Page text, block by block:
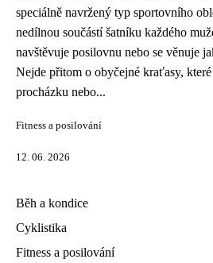
speciálně navržený typ sportovního
nedílnou součástí šatníku každého
navštěvuje posilovnu nebo se věnuje
Nejde přitom o obyčejné kraťasy,
procházku nebo...
Fitness a posilování
12. 06. 2026
Běh a kondice
Cyklistika
Fitness a posilování